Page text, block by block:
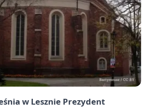
w Lesznie Prezydent